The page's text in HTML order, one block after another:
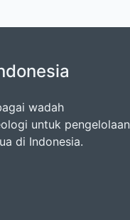
wadah
untuk pengelolaan
di Indonesia.